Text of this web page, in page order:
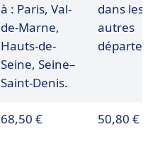
à : Paris, Val-
de-Marne,
Hauts-de-
Seine, Seine–
Saint-Denis.
dans les
autres
68,50 € 50,80 €